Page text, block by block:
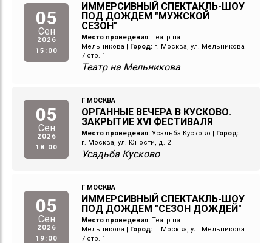
05
Сен
2026
15:00
ИММЕРСИВНЫЙ СПЕКТАКЛЬ-ШОУ
ПОД ДОЖДЕМ "МУЖСКОЙ
СЕЗОН"
Место проведения: Театр на
Мельникова
Город: г. Москва, ул. Мельникова
7 стр. 1
Театр на Мельникова
05
Сен
2026
18:00
Г МОСКВА
ОРГАННЫЕ ВЕЧЕРА В КУСКОВО.
ЗАКРЫТИЕ XVI ФЕСТИВАЛЯ
Место проведения: Усадьба Кусково
Город:
г. Москва, ул. Юности, д. 2
Усадьба Кусково
05
Сен
2026
19:00
Г МОСКВА
ИММЕРСИВНЫЙ СПЕКТАКЛЬ-ШОУ
ПОД ДОЖДЕМ "СЕЗОН ДОЖДЕЙ"
Место проведения: Театр на
Мельникова
Город: г. Москва, ул. Мельникова
7 стр. 1